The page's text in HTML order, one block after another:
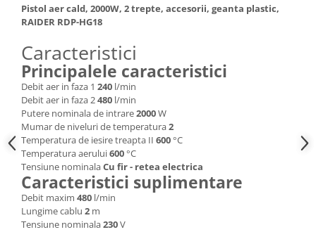
Masini de Spalat Rufe & Uscatoare
Accesorii masini de spalat &
uscatoare
Masini automate de spalat rufe
Masini de spalat rufe cu uscator
Masini de spalat rufe verticale
Uscatoare de rufe
Masini de spalat vase
Masini de spalat vase incorporabile
Masini de spalat vase
independente
Motoburghiu/Foreza pamant
Pachete Incorporabile
Pistol aer cald, 2000W, 2 trepte, accesorii, geanta plastic,
RAIDER RDP-HG18
Caracteristici
Principalele caracteristici
Debit aer in faza 1 240 l/min
Debit aer in faza 2480 l/min
Putere nominala de intrare2000W
Mumar de niveluri de temperatura2
Temperatura de iesire treapta II 600 °C
Temperatura aerului600 °C
Tensiune nominalaCu fir - retea electrica
Caracteristici suplimentare
Debit maxim 480 l/min
Lungime cablu 2 m
Tensiune nominala230V